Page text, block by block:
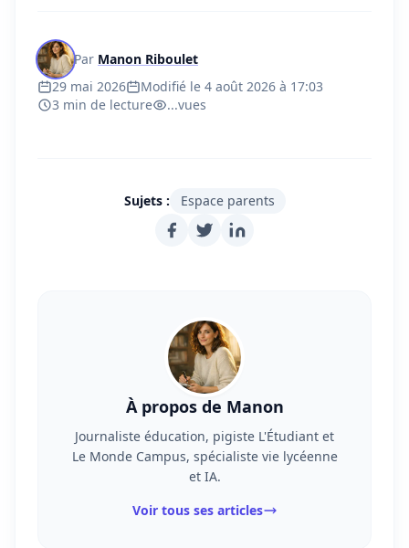
Par Manon Riboulet
29 mai 2026
Modifié le 4 août 2026 à 17:03
3 min de lecture
...vues
Sujets : Espace parents
À propos de Manon
Journaliste éducation, pigiste L'Étudiant et
Le Monde Campus, spécialiste vie lycéenne
et IA.
Voir tous ses articles